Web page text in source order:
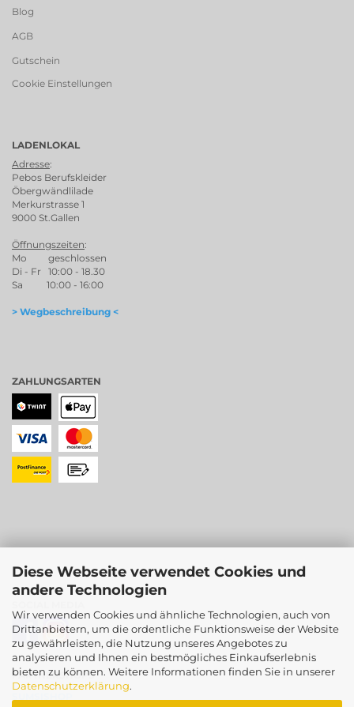
Diese Webseite verwendet Cookies und
andere Technologien
Wir verwenden Cookies und ähnliche Technologien, auch von
Drittanbietern, um die ordentliche Funktionsweise der Website
zu gewährleisten, die Nutzung unseres Angebotes zu
analysieren und Ihnen ein bestmögliches Einkaufserlebnis
bieten zu können. Weitere Informationen finden Sie in unserer
Datenschutzerklärung.
Blog
AGB
Gutschein
Cookie Einstellungen
LADENLOKAL
Adresse:
Pebos Berufskleider
Öbergwändlilade
Merkurstrasse 1
9000 St.Gallen
Öffnungszeiten:
Mo geschlossen
Di - Fr 10:00 - 18.30
Sa 10:00 - 16:00
> Wegbeschreibung <
ZAHLUNGSARTEN
PARTNERSHOPS